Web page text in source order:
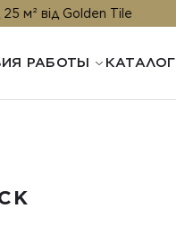
Tile
РАБОТЫ КАТАЛОГ